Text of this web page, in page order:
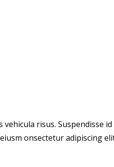
risus.
onsectetur adipiscing